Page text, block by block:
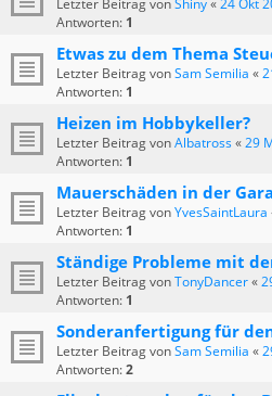
Letzter Beitrag vonShiny«24 Okt
Antworten: 1
Etwas zu dem Thema
Letzter Beitrag vonSam Semilia «
Antworten: 1
Heizen im Hobbykeller?
Letzter Beitrag vonAlbatross«29
Antworten: 1
Mauerschäden in der
Letzter Beitrag vonYvesSaintLaura
Antworten: 1
Ständige Probleme mit
Letzter Beitrag vonTonyDancer«
Antworten: 1
Sonderanfertigung für
Letzter Beitrag vonSam Semilia «
Antworten:2